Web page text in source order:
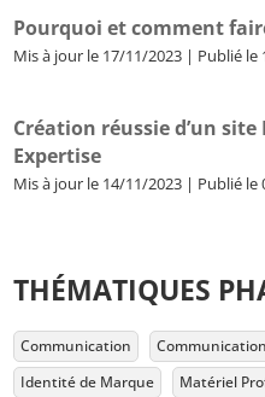
Pourquoi et comment
Mis à jour le 17/11/2023 | Publié le
Création réussie d’un
Expertise
Mis à jour le 14/11/2023 | Publié le
THÉMATIQUES
Communication
Identité de Marque
Matériel